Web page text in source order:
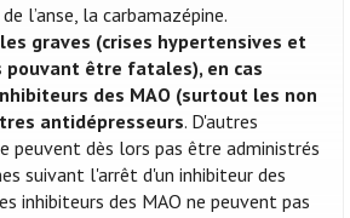
l’anse, la carbamazépine.
graves (crises hypertensives et
pouvant être fatales), en cas
des MAO (surtout les non
antidépresseurs. D'autres
peuvent dès lors pas être administrés
suivant l'arrêt d'un inhibiteur des
inhibiteurs des MAO ne peuvent pas